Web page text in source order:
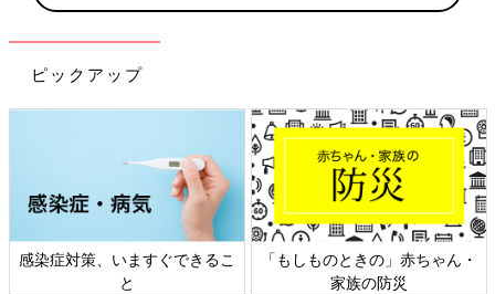
ピックアップ
日本外来小児科学会リーフレッ
ト検討会
六星占術 細木かおりさんの人生
相談